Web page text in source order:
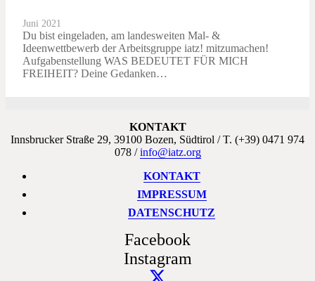
Juni 2021
Du bist eingeladen, am landesweiten Mal- &
Ideenwettbewerb der Arbeitsgruppe iatz! mitzumachen!
Aufgabenstellung WAS BEDEUTET FÜR MICH
FREIHEIT? Deine Gedanken…
KONTAKT
Innsbrucker Straße 29, 39100 Bozen, Südtirol / T. (+39) 0471 974
078 /info@iatz.org
KONTAKT
IMPRESSUM
DATENSCHUTZ
Facebook
Instagram